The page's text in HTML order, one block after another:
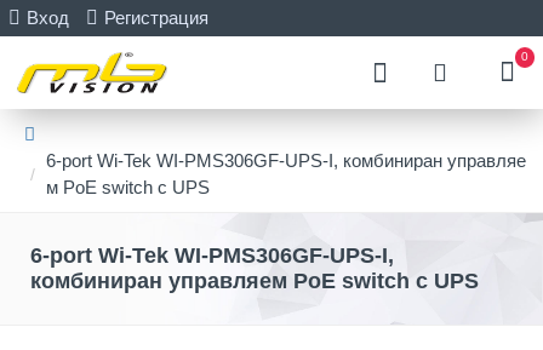
Вход Регистрация
0
6-port Wi-Tek WI-PMS306GF-UPS-I, комбиниран управляе
м PoE switch с UPS
6-port Wi-Tek WI-PMS306GF-UPS-I,
комбиниран управляем PoE switch с UPS